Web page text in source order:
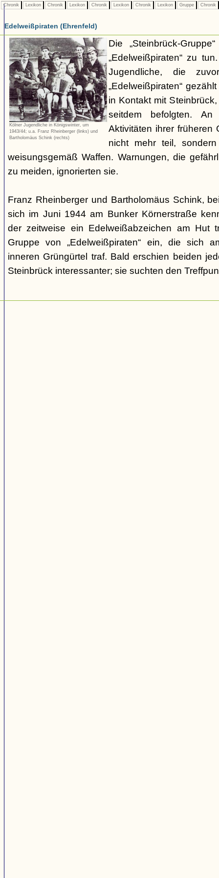
Chronik Lexikon Chronik Lexikon Chronik Lexikon Chronik Lexikon Gruppe Chronik
Edelweißpiraten (Ehrenfeld)
Kölner Jugendliche in Königswinter, um
1943/44; u.a. Franz Rheinberger (links) und
Bartholomäus Schink (rechts)
Die „Steinbrück-
„Edelweißpiraten“ zu
Jugendliche, die
„Edelweißpiraten“
in Kontakt mit
seitdem befolgten.
Aktivitäten ihrer früheren
nicht mehr teil,
weisungsgemäß Waffen. Warnungen, die
zu meiden, ignorierten sie.
Franz Rheinberger und Bartholomäus Schink,
sich im Juni 1944 am Bunker Körnerstraße
der zeitweise ein Edelweißabzeichen am Hut
Gruppe von „Edelweißpiraten“ ein, die sich
inneren Grüngürtel traf. Bald erschien beiden
Steinbrück interessanter; sie suchten den